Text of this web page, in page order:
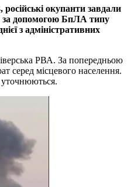
окупанти завдали
за допомогою БпЛА типу
з адміністративних
РВА. За попередньою
серед місцевого населення.